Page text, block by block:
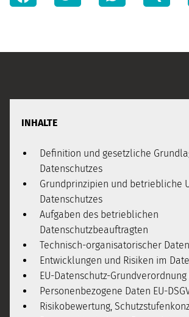
INHALTE
Definition und gesetzliche
Datenschutzes
Grundprinzipien und betriebliche
Datenschutzes
Aufgaben des betrieblichen
Datenschutzbeauftragten
Technisch-organisatorischer
Entwicklungen und Risiken im
EU-Datenschutz-Grundverordnung
Personenbezogene Daten EU-
Risikobewertung,